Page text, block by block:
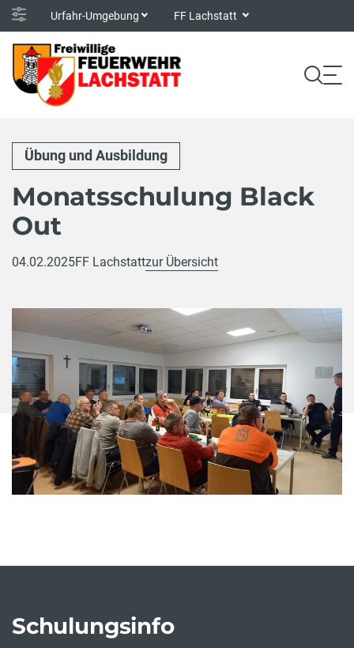
Urfahr-Umgebung FF Lachstatt
Übung und Ausbildung
Monatsschulung Black
Out
04.02.2025FF Lachstattzur Übersicht
Schulungsinfo